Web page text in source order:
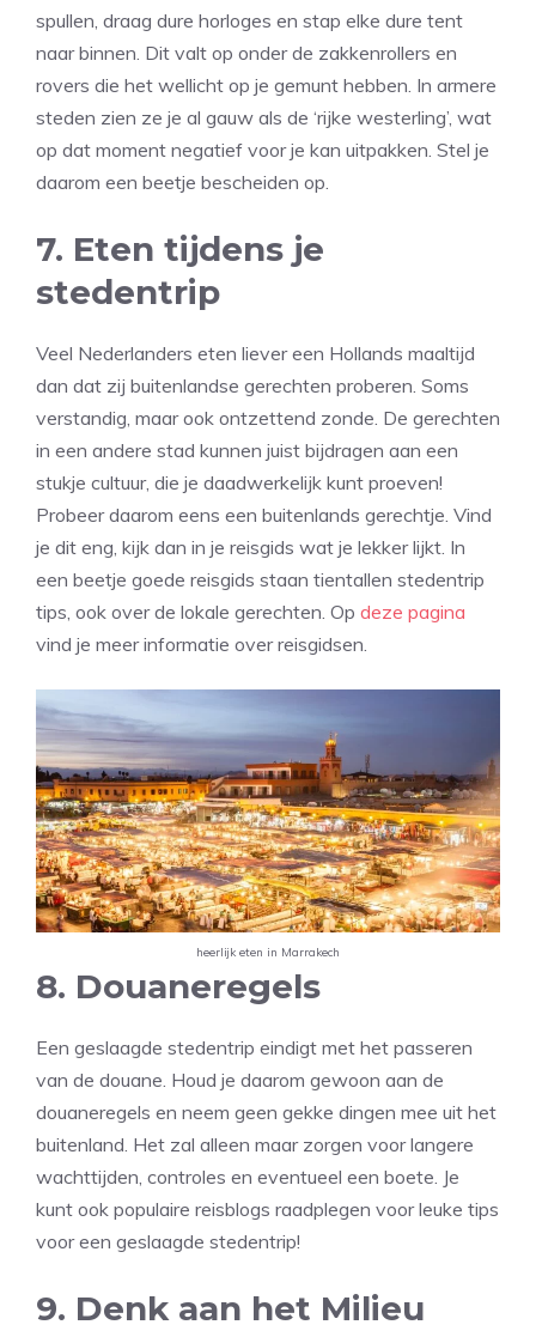
spullen, draag dure horloges en stap elke dure tent
naar binnen. Dit valt op onder de zakkenrollers en
rovers die het wellicht op je gemunt hebben. In armere
steden zien ze je al gauw als de ‘rijke westerling’, wat
op dat moment negatief voor je kan uitpakken. Stel je
daarom een beetje bescheiden op.
7. Eten tijdens je
stedentrip
Veel Nederlanders eten liever een Hollands maaltijd
dan dat zij buitenlandse gerechten proberen. Soms
verstandig, maar ook ontzettend zonde. De gerechten
in een andere stad kunnen juist bijdragen aan een
stukje cultuur, die je daadwerkelijk kunt proeven!
Probeer daarom eens een buitenlands gerechtje. Vind
je dit eng, kijk dan in je reisgids wat je lekker lijkt. In
een beetje goede reisgids staan tientallen stedentrip
tips, ook over de lokale gerechten. Op deze pagina
vind je meer informatie over reisgidsen.
heerlijk eten in Marrakech
8. Douaneregels
Een geslaagde stedentrip eindigt met het passeren
van de douane. Houd je daarom gewoon aan de
douaneregels en neem geen gekke dingen mee uit het
buitenland. Het zal alleen maar zorgen voor langere
wachttijden, controles en eventueel een boete. Je
kunt ook populaire reisblogs raadplegen voor leuke tips
voor een geslaagde stedentrip!
9. Denk aan het Milieu